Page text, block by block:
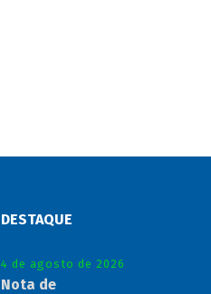
DESTAQUE
4 de agosto de 2026
Nota de